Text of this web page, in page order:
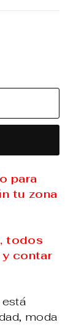
para
tu zona
todos
contar
moda